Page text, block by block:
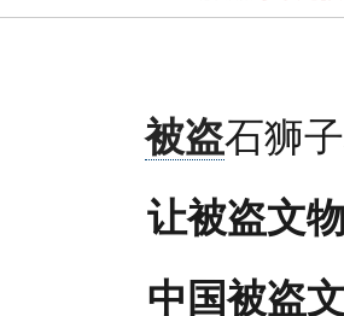
被盗石狮
让被盗文物
中国被盗文